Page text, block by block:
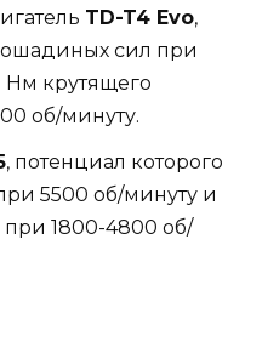
TD-T4 Evo,
сил при
Нм крутящего
об/минуту.
, потенциал которого
5500 об/минуту и
1800-4800 об/